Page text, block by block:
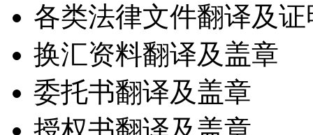
各类法律文件翻译及证
换汇资料翻译及盖章
委托书翻译及盖章